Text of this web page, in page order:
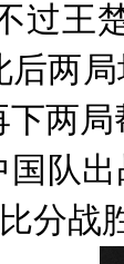
过王
后两
两
国队
分战